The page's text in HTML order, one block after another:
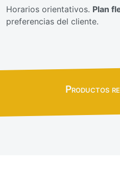
Horarios orientativos. Plan
preferencias del cliente.
Productos